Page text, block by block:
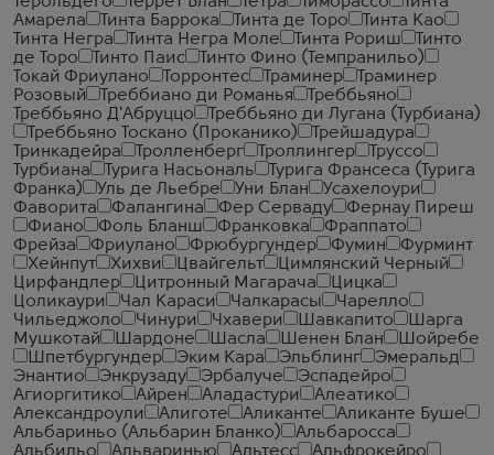
Амарела
Тинта Баррока Тинта де Торо
Тинта Као
Тинта Негра
Тинта Негра Моле Тинта Рориш
Тинто
де Торо
Тинто Паис
Тинто Фино (Темпранильо)
Токай Фриулано
Торронтес Траминер
Траминер
Розовый
Треббиано ди Романья
Треббьяно
Треббьяно Д'Абруццо
Треббьяно ди Лугана (Турбиана)
Треббьяно Тоскано (Проканико)
Трейшадура
Тринкадейра
Тролленберг Троллингер
Труссо
Турбиана
Турига Насьональ
Турига Франсеса (Турига
Франка)
Уль де Льебре Уни Блан
Усахелоури
Фаворита
Фалангина Фер Серваду
Фернау Пиреш
Фиано
Фоль Бланш Франковка
Фраппато
Фрейза
Фриулано Фрюбургундер Фумин
Фурминт
Хейнпут
Хихви Цвайгельт
Цимлянский Черный
Цирфандлер
Цитронный Магарача
Цицка
Цоликаури
Чал Караси Чалкарасы
Чарелло
Чильеджоло
Чинури Чхавери Шавкапито
Шарга
Мушкотай
Шардоне Шасла Шенен Блан
Шойребе
Шпетбургундер
Эким Кара Эльблинг
Эмеральд
Энантио
Энкрузаду Эрбалуче
Эспадейро
Агиоргитико
Айрен Аладастури
Алеатико
Александроули
Алиготе Аликанте
Аликанте Буше
Альбариньо (Альбарин Бланко)
Альбаросса